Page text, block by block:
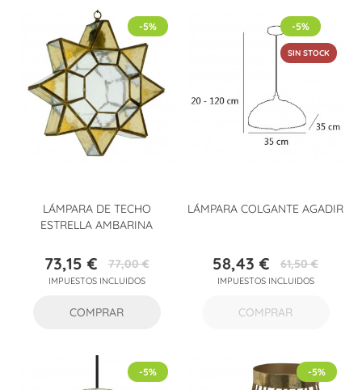
LÁMPARA DE TECHO
ESTRELLA AMBARINA
Precio
73,15 €Precio
base
77,00 €
IMPUESTOS INCLUIDOS
-5%
COMPRAR
LÁMPARA COLGANTE AGADIR
Precio
58,43 €Precio
base
61,50 €
IMPUESTOS INCLUIDOS
-5%
SIN STOCK
COMPRAR
-5% -5%